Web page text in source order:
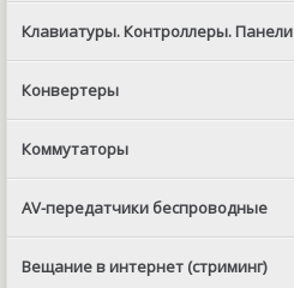
Клавиатуры. Контроллеры. Панели
Конвертеры
Коммутаторы
AV-передатчики беспроводные
Вещание в интернет (стриминг)